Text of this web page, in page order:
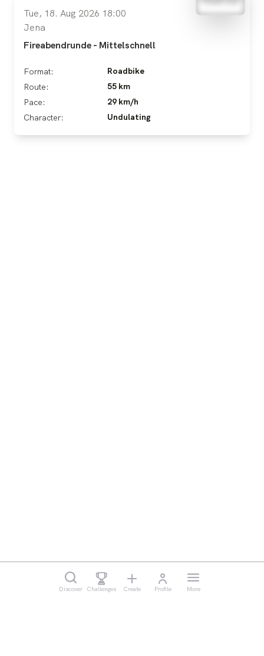
Tue, 18. Aug 2026 18:00
Jena
Fireabendrunde - Mittelschnell
Format:
Roadbike
Route:
55 km
Pace:
29 km/h
Character:
Undulating
Discover Challenges Create Profile More